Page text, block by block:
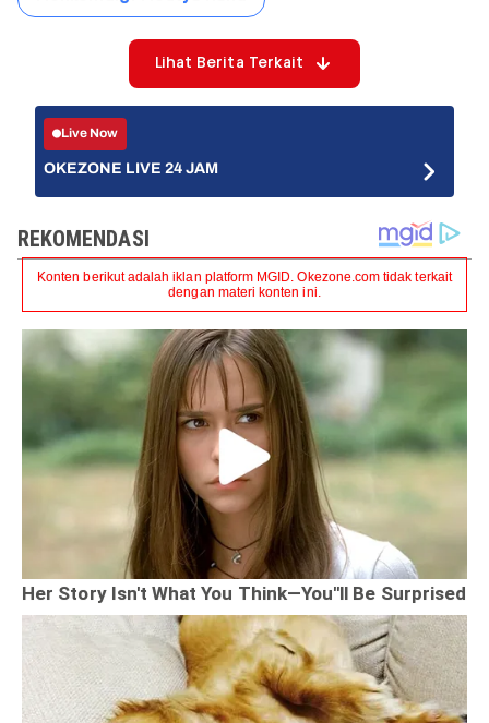
Lihat Berita Terkait
Live Now
OKEZONE LIVE 24 JAM